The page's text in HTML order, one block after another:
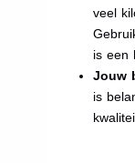
veel
is een
Jouw
is